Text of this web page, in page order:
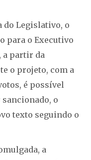
do Legislativo, o
para o Executivo
a partir da
o projeto, com a
é possível
sancionado, o
texto seguindo o
a